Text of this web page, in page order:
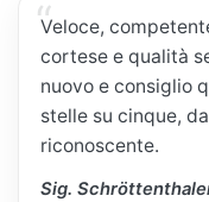
Veloce,
cortese e qualità
nuovo e consiglio
stelle su cinque,
riconoscente.
Sig.